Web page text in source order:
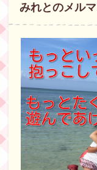
みれとのメル